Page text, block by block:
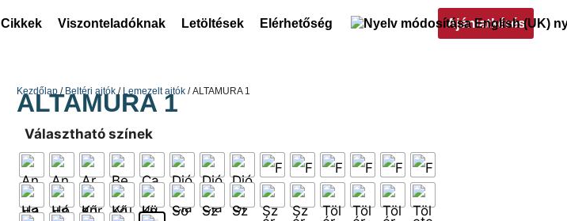
Cikkek Viszonteladóknak Letöltések Elérhetőség Ajánlatkérés
Kezdőlap / Beltéri ajtók / Lemezelt ajtók / ALTAMURA 1
ALTAMURA 1
Választható színek